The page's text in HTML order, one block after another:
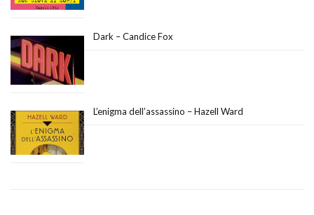
Dark – Candice Fox
L’enigma dell’assassino – Hazell Ward